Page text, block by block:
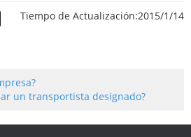
Tiempo de Actualización:2015/1/14
un transportista designado?